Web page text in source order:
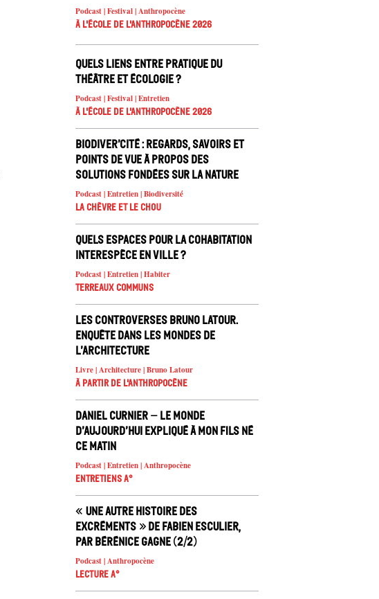
Podcast | Festival | Anthropocène
À l'école de l'Anthropocène 2026
Quels liens entre pratique du
théâtre et écologie ?
Podcast | Festival | Entretien
À l'école de l'Anthropocène 2026
Biodiver’cité : regards, savoirs et
points de vue à propos des
solutions fondées sur la nature
Podcast | Entretien | Biodiversité
La chèvre et le chou
Quels espaces pour la cohabitation
interespèce en ville ?
Podcast | Entretien | Habiter
Terreaux Communs
Les controverses Bruno Latour.
Enquête dans les mondes de
l’architecture
Livre | Architecture | Bruno Latour
À partir de l'anthropocène
Daniel Curnier – Le Monde
d’aujourd’hui expliqué à mon fils né
ce matin
Podcast | Entretien | Anthropocène
Entretiens A°
« Une autre histoire des
excréments » de Fabien Esculier,
par Bérénice Gagne (2/2)
Podcast | Anthropocène
Lecture A°